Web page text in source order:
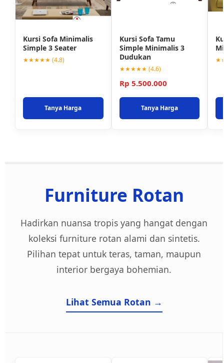
Kursi Sofa Minimalis
Simple 3 Seater
★★★★★ (4.8)
Tanya Harga
Kursi Sofa Tamu
Simple Minimalis 3
Dudukan
★★★★★ (4.6)
Rp 5.500.000
Tanya Harga
Furniture Rotan
Hadirkan nuansa tropis yang hangat dengan
koleksi furniture rotan alami dan sintetis.
Pilihan tepat untuk teras, taman, maupun
interior bergaya bohemian.
Lihat Semua Rotan →